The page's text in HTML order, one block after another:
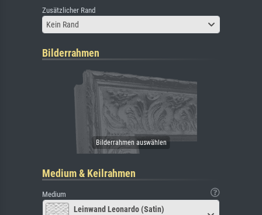
Zusätzlicher Rand
Kein Rand
Bilderrahmen
Medium & Keilrahmen
Medium
Leinwand Leonardo (Satin)